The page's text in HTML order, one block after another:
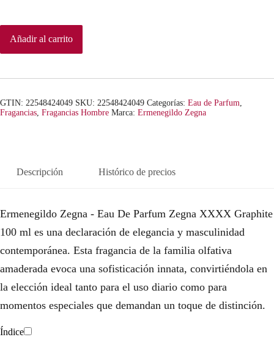
Añadir al carrito
GTIN: 22548424049 SKU: 22548424049 Categorías: Eau de Parfum
Fragancias Fragancias Hombre Marca: Ermenegildo Zegna
Descripción Histórico de precios
Ermenegildo Zegna - Eau De Parfum Zegna XXXX Graphite
100 ml es una declaración de elegancia y masculinidad
contemporánea. Esta fragancia de la familia olfativa
amaderada evoca una sofisticación innata, convirtiéndola en
la elección ideal tanto para el uso diario como para
momentos especiales que demandan un toque de distinción.
Índice